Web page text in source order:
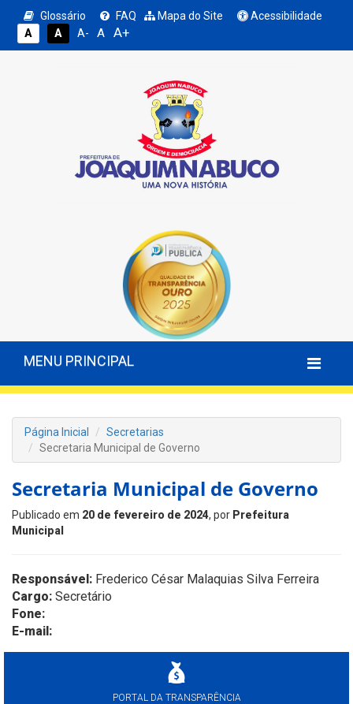
Glossário FAQ Mapa do Site
Acessibilidade
A
A A- A A+
MENU PRINCIPAL
Página Inicial
Secretarias
Secretaria Municipal de Governo
Secretaria Municipal de Governo
Publicado em 20 de fevereiro de 2024, por Prefeitura
Municipal
Responsável: Frederico César Malaquias Silva Ferreira
Cargo: Secretário
Fone:
E-mail:
PORTAL DA TRANSPARÊNCIA